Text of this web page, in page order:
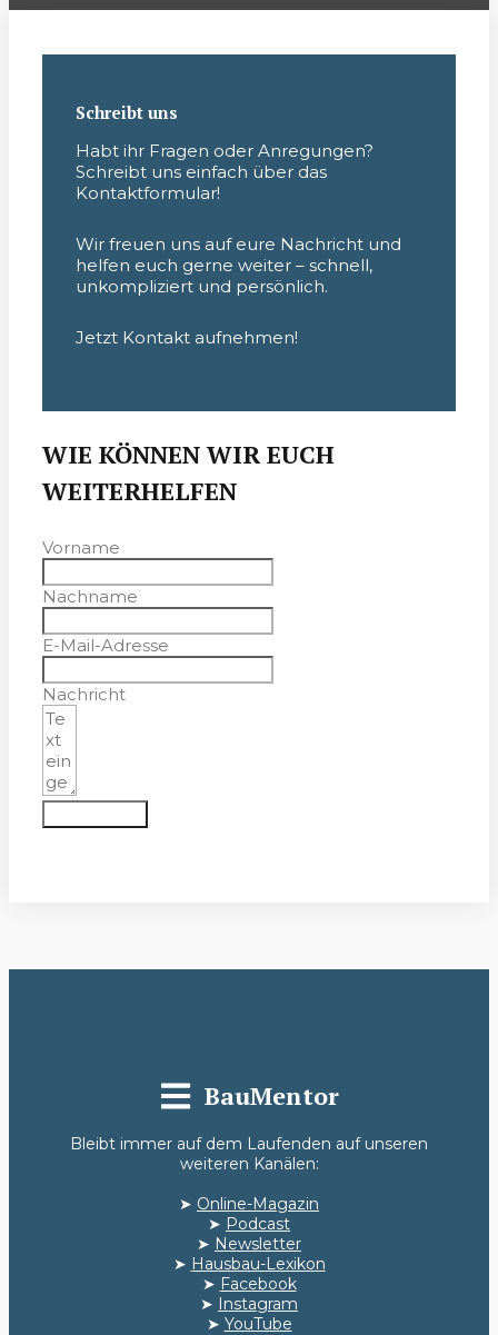
Schreibt uns
Habt ihr Fragen oder Anregungen?
Schreibt uns einfach über das
Kontaktformular!
Wir freuen uns auf eure Nachricht und
helfen euch gerne weiter – schnell,
unkompliziert und persönlich.
Jetzt Kontakt aufnehmen!
WIE KÖNNEN WIR EUCH
WEITERHELFEN
Vorname
Nachname
E-Mail-Adresse
Nachricht
BauMentor
Bleibt immer auf dem Laufenden auf unseren
weiteren Kanälen:
➤ Online-Magazin
➤ Podcast
➤ Newsletter
➤ Hausbau-Lexikon
➤ Facebook
➤ Instagram
➤ YouTube